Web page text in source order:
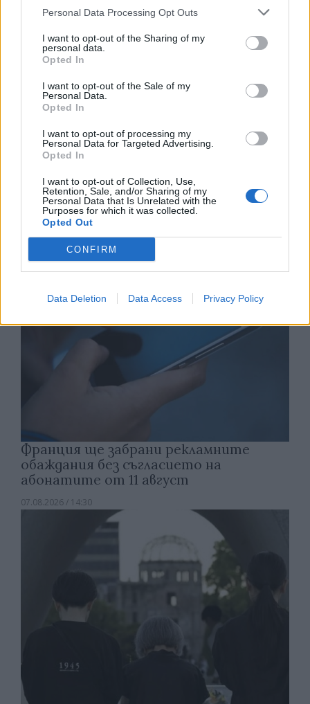
Personal Data Processing Opt Outs
I want to opt-out of the Sharing of my
personal data.
Opted In
I want to opt-out of the Sale of my
Personal Data.
Opted In
I want to opt-out of processing my
Personal Data for Targeted Advertising.
Opted In
I want to opt-out of Collection, Use,
Retention, Sale, and/or Sharing of my
Personal Data that Is Unrelated with the
Purposes for which it was collected.
Opted Out
CONFIRM
Data Deletion Data Access Privacy Policy
Астронавти на NASA излязоха в
открития космос
Франция ще забрани рекламните
обаждания без съгласието на
абонатите от 11 август
07.08.2026 / 14:30